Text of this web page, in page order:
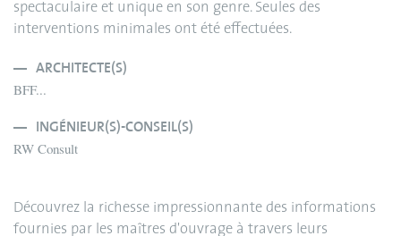
spectaculaire et unique en son genre. Seules des
interventions minimales ont été effectuées.
ARCHITECTE(S)
BFF...
INGÉNIEUR(S)-CONSEIL(S)
RW Consult
Découvrez la richesse impressionnante des informations
fournies par les maîtres d'ouvrage à travers leurs